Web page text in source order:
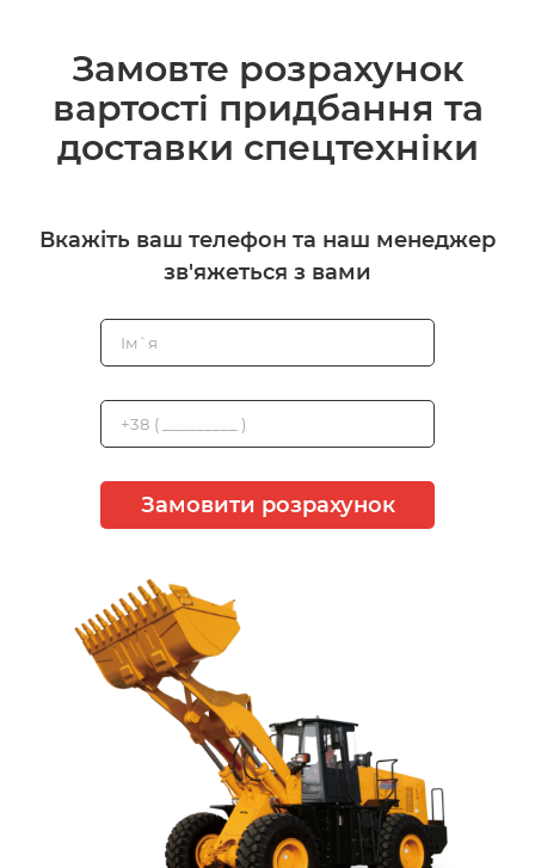
Замовте розрахунок
вартості придбання та
доставки спецтехніки
Вкажіть ваш телефон та наш менеджер
зв'яжеться з вами
Замовити розрахунок